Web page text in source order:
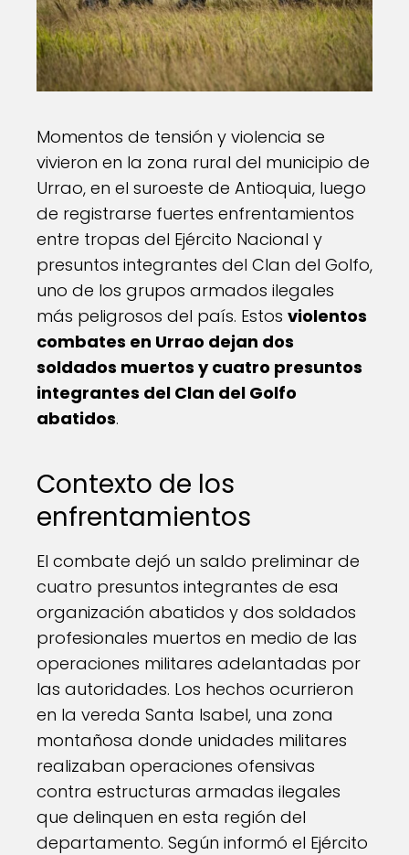
Momentos de tensión y violencia se
vivieron en la zona rural del municipio de
Urrao, en el suroeste de Antioquia, luego
de registrarse fuertes enfrentamientos
entre tropas del Ejército Nacional y
presuntos integrantes del Clan del Golfo,
uno de los grupos armados ilegales
más peligrosos del país. Estos violentos
combates en Urrao dejan dos
soldados muertos y cuatro presuntos
integrantes del Clan del Golfo
abatidos.
Contexto de los
enfrentamientos
El combate dejó un saldo preliminar de
cuatro presuntos integrantes de esa
organización abatidos y dos soldados
profesionales muertos en medio de las
operaciones militares adelantadas por
las autoridades. Los hechos ocurrieron
en la vereda Santa Isabel, una zona
montañosa donde unidades militares
realizaban operaciones ofensivas
contra estructuras armadas ilegales
que delinquen en esta región del
departamento. Según informó el Ejército